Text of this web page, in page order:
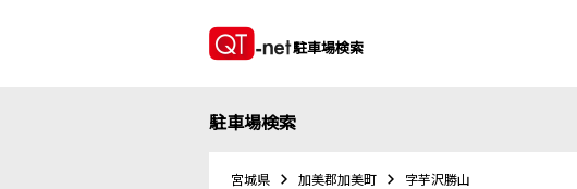
駐車場検索
駐車場検索
宮城県 加美郡加美町 字芋沢勝山